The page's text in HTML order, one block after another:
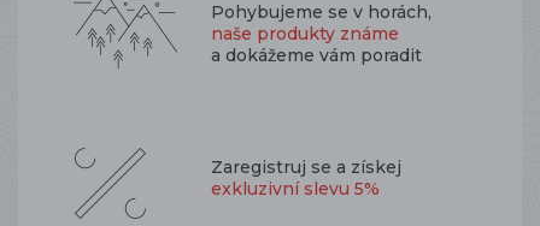
Pohybujeme se v horách,
naše produkty známe
a dokážeme vám poradit
Zaregistruj se a získej
exkluzivní slevu 5%